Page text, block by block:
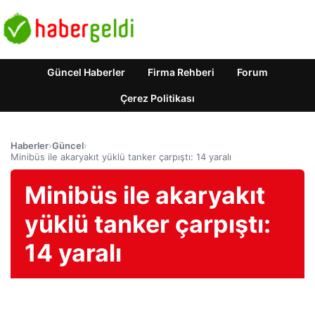
Güncel Haberler Firma Rehberi Forum
Çerez Politikası
Haberler›Güncel›
Minibüs ile akaryakıt yüklü tanker çarpıştı: 14 yaralı
Minibüs ile akaryakıt
yüklü tanker çarpıştı:
14 yaralı